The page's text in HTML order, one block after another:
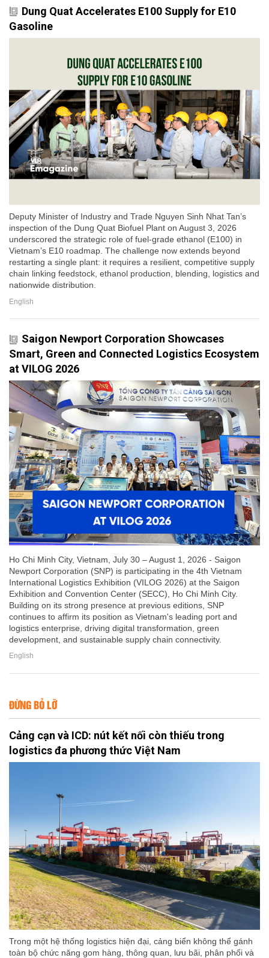
Dung Quat Accelerates E100 Supply for E10
Gasoline
Deputy Minister of Industry and Trade Nguyen Sinh Nhat Tan’s
inspection of the Dung Quat Biofuel Plant on August 3, 2026
underscored the strategic role of fuel-grade ethanol (E100) in
Vietnam’s E10 roadmap. The challenge now extends beyond
restarting a single plant: it requires a resilient, competitive supply
chain linking feedstock, ethanol production, blending, logistics and
nationwide distribution.
English
Saigon Newport Corporation Showcases
Smart, Green and Connected Logistics Ecosystem
at VILOG 2026
Ho Chi Minh City, Vietnam, July 30 – August 1, 2026 - Saigon
Newport Corporation (SNP) is participating in the 4th Vietnam
International Logistics Exhibition (VILOG 2026) at the Saigon
Exhibition and Convention Center (SECC), Ho Chi Minh City.
Building on its strong presence at previous editions, SNP
continues to affirm its position as Vietnam's leading port and
logistics enterprise, driving digital transformation, green
development, and sustainable supply chain connectivity.
English
ĐỪNG BỎ LỠ
Cảng cạn và ICD: nút kết nối còn thiếu trong
logistics đa phương thức Việt Nam
Trong một hệ thống logistics hiện đại, cảng biển không thể gánh
toàn bộ chức năng gom hàng, thông quan, lưu bãi, phân phối và